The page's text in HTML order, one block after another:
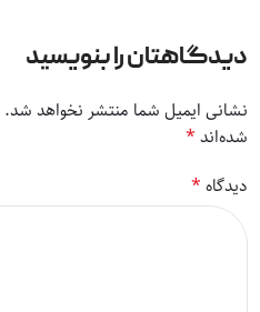
دیدگاهتان را بنویسید
نشانی ایمیل شما منتشر نخواهد شد.
شده‌اند*
دیدگاه*